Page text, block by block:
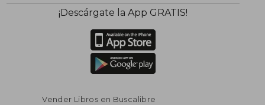
¡Descárgate la App GRATIS!
Vender Libros en Buscalibre